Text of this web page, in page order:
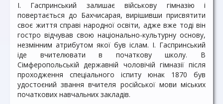
І. Гаспринський залишає військову гімназію і
повертається до Бахчисарая, вирішивши присвятити
своє життя справі народної освіти, адже вже тоді він
гостро відчував свою національно-культурну основу,
незмінним атрибутом якої був іслам. І. Гаспринський
іде вчителювати в початкову школу. В
Сімферопольській державній чоловічій гімназії після
проходження спеціального іспиту юнак 1870 був
удостоєний звання вчителя російської мови міських
початкових навчальних закладів.